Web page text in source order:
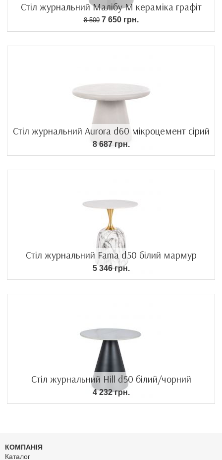
Стіл журнальний Малібу M кераміка графіт
8 5007 650 грн.
Стіл журнальний Aurora d60 мікроцемент сірий
8 687 грн.
Стіл журнальний Fama d50 білий мармур
5 346 грн.
Стіл журнальний Hill d50 білий/чорний
4 232 грн.
КОМПАНІЯ
Каталог